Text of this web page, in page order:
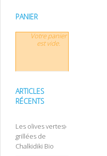
PANIER
Votre panier
est vide.
ARTICLES
RÉCENTS
Les olives vertes
grillées de
Chalkidiki Bio